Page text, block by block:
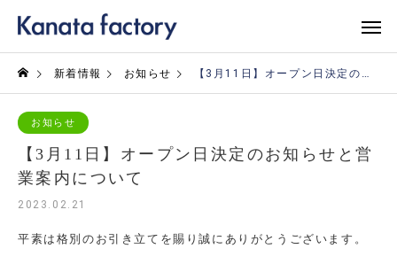
新着情報 お知らせ 【3月11日】オープン日決定のお知らせと営業案内について
お知らせ
【3月11日】オープン日決定のお知らせと営
業案内について
2023.02.21
平素は格別のお引き立てを賜り誠にありがとうございます。